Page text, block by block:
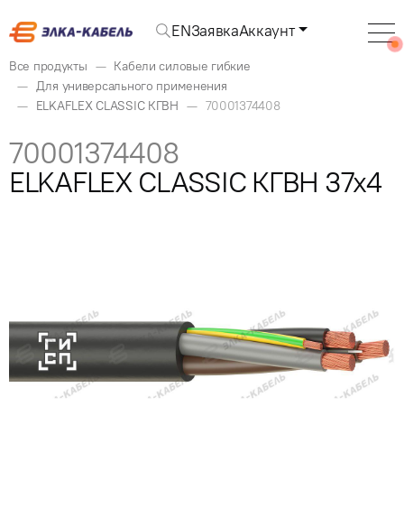
ENЗаявкаАккаунт
Все продукты
Кабели силовые гибкие
Для универсального применения
ELKAFLEX CLASSIC КГВН
70001374408
70001374408
ELKAFLEX CLASSIC КГВН 37x4